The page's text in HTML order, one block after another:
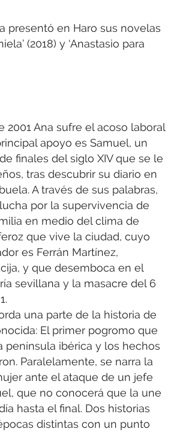
presentó en Haro sus novelas
(2018) y ‘Anastasio para
2001 Ana sufre el acoso laboral
apoyo es Samuel, un
finales del siglo XIV que se le
tras descubrir su diario en
A través de sus palabras,
por la supervivencia de
en medio del clima de
que vive la ciudad, cuyo
es Ferrán Martínez,
y que desemboca en el
sevillana y la masacre del 6
una parte de la historia de
El primer pogromo que
península ibérica y los hechos
Paralelamente, se narra la
ante el ataque de un jefe
que no conocerá que la une
hasta el final. Dos historias
distintas con un punto